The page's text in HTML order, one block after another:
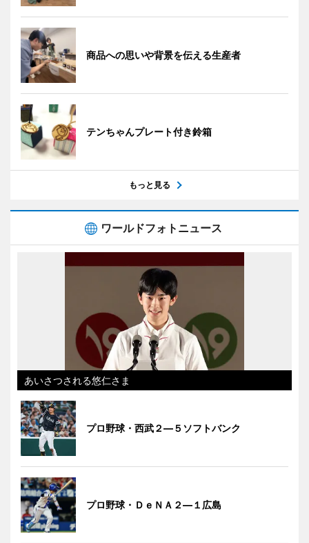
商品への思いや背景を伝える生産者
テンちゃんプレート付き鈴箱
もっと見る
ワールドフォトニュース
あいさつされる悠仁さま
プロ野球・西武２―５ソフトバンク
プロ野球・ＤｅＮＡ２―１広島